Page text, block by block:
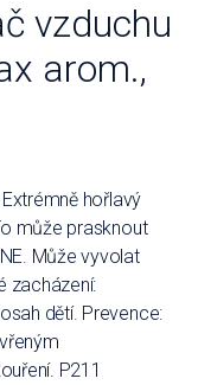
vzduchu
arom.,
hořlavý
může prasknout
Může vyvolat
zacházení:
dětí. Prevence:
P211